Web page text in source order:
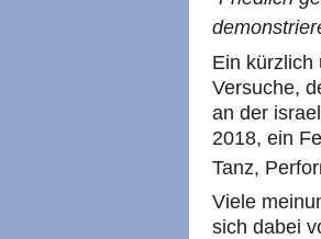
Ein kürzlich
Versuche,
an der
2018, ein
Tanz,
Viele
sich dabei